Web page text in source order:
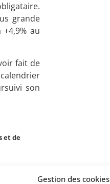
Gestion des cookies
grande
au
fait de
son
et de